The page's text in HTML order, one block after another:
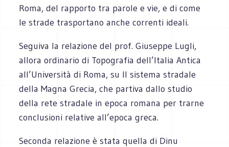
Roma, del rapporto tra parole e vie, e di come
le strade trasportano anche correnti ideali.
Seguiva la relazione del prof. Giuseppe Lugli,
allora ordinario di Topografia dell’Italia Antica
all’Università di Roma, su Il sistema stradale
della Magna Grecia, che partiva dallo studio
della rete stradale in epoca romana per trarne
conclusioni relative all’epoca greca.
Seconda relazione è stata quella di Dinu